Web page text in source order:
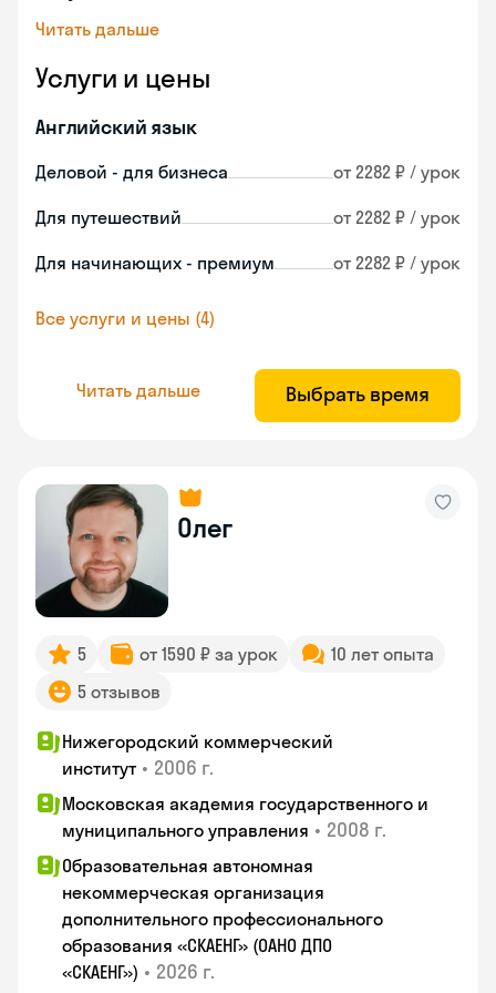
Читать дальше
Услуги и цены
Английский язык
Деловой - для бизнеса от 2282 ₽ / урок
Для путешествий от 2282 ₽ / урок
Для начинающих - премиум от 2282 ₽ / урок
Все услуги и цены (4)
Читать дальше Выбрать время
Олег
5 от 1590 ₽ за урок
10 лет опыта
5 отзывов
Нижегородский коммерческий
институт • 2006 г.
Московская академия государственного и
муниципального управления • 2008 г.
Образовательная автономная
некоммерческая организация
дополнительного профессионального
образования «СКАЕНГ» (ОАНО ДПО
«СКАЕНГ») • 2026 г.